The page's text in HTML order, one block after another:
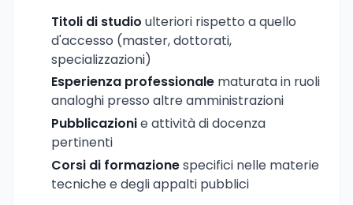
Titoli di studio ulteriori rispetto a quello
d'accesso (master, dottorati,
specializzazioni)
Esperienza professionale maturata in ruoli
analoghi presso altre amministrazioni
Pubblicazionie attività di docenza
pertinenti
Corsi di formazionespecifici nelle materie
tecniche e degli appalti pubblici